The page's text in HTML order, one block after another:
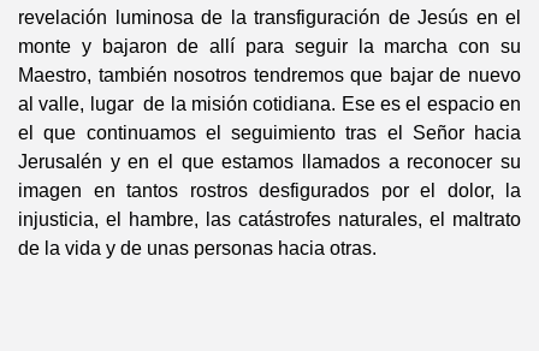
revelación luminosa de la transfiguración de Jesús en el
monte y bajaron de allí para seguir la marcha con su
Maestro, también nosotros tendremos que bajar de nuevo
al valle, lugar de la misión cotidiana. Ese es el espacio en
el que continuamos el seguimiento tras el Señor hacia
Jerusalén y en el que estamos llamados a reconocer su
imagen en tantos rostros desfigurados por el dolor, la
injusticia, el hambre, las catástrofes naturales, el maltrato
de la vida y de unas personas hacia otras.